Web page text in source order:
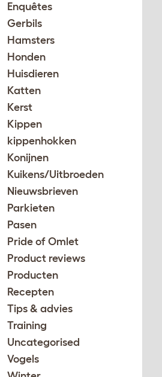
Enquêtes
Gerbils
Hamsters
Honden
Huisdieren
Katten
Kerst
Kippen
kippenhokken
Konijnen
Kuikens/Uitbroeden
Nieuwsbrieven
Parkieten
Pasen
Pride of Omlet
Product reviews
Producten
Recepten
Tips & advies
Training
Uncategorised
Vogels